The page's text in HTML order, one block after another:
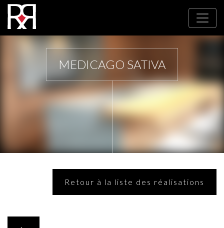
MEDICAGO SATIVA
Retour à la liste des réalisations